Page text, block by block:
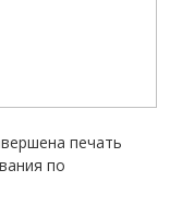
печать
по